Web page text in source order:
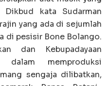
kata Sudarman
yang ada di sejumlah
di pesisir Bone Bolango.
dan Kebupadayaan
dalam memproduksi
sengaja dilibatkan,